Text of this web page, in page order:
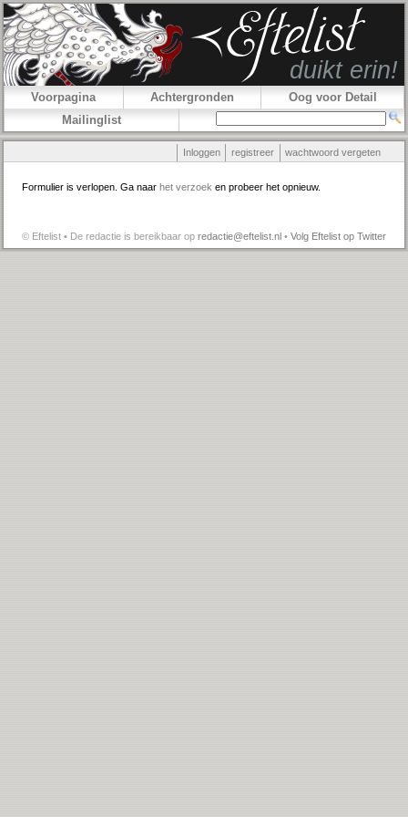
Voorpagina Achtergronden
Oog voor Detail
Mailinglist
Inloggen registreer wachtwoord vergeten
Formulier is verlopen. Ga naar het verzoek en probeer het opnieuw.
© Eftelist • De redactie is bereikbaar op redactie@eftelist.nl • Volg Eftelist op Twitter